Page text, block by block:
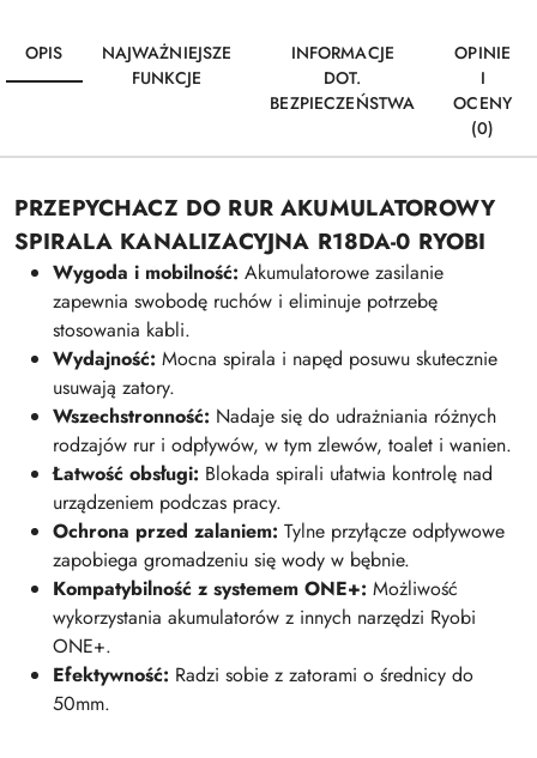
OPIS
NAJWAŻNIEJSZE
FUNKCJE
INFORMACJE
DOT.
BEZPIECZEŃSTWA
OPINIE
I
OCENY
(0)
PRZEPYCHACZ DO RUR AKUMULATOROWY
SPIRALA KANALIZACYJNA R18DA-0 RYOBI
Wygoda i mobilność: Akumulatorowe zasilanie
zapewnia swobodę ruchów i eliminuje potrzebę
stosowania kabli.
Wydajność: Mocna spirala i napęd posuwu skutecznie
usuwają zatory.
Wszechstronność: Nadaje się do udrażniania różnych
rodzajów rur i odpływów, w tym zlewów, toalet i wanien.
Łatwość obsługi: Blokada spirali ułatwia kontrolę nad
urządzeniem podczas pracy.
Ochrona przed zalaniem: Tylne przyłącze odpływowe
zapobiega gromadzeniu się wody w bębnie.
Kompatybilność z systemem ONE+: Możliwość
wykorzystania akumulatorów z innych narzędzi Ryobi
ONE+.
Efektywność: Radzi sobie z zatorami o średnicy do
50mm.